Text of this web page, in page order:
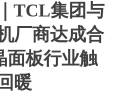
TCL集团与
厂商达成合
面板行业触
暖